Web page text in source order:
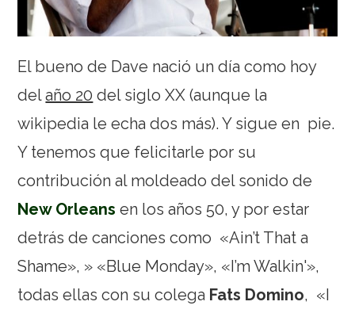
El bueno de Dave nació un día como hoy
delaño 20 del siglo XX (aunque la
wikipedia le echa dos más). Y sigue en pie.
Y tenemos que felicitarle por su
contribución al moldeado del sonido de
New Orleansen los años 50, y por estar
detrás de canciones como «Ain’t That a
Shame», » «Blue Monday», «I’m Walkin'»,
todas ellas con su colega Fats Domino, «I